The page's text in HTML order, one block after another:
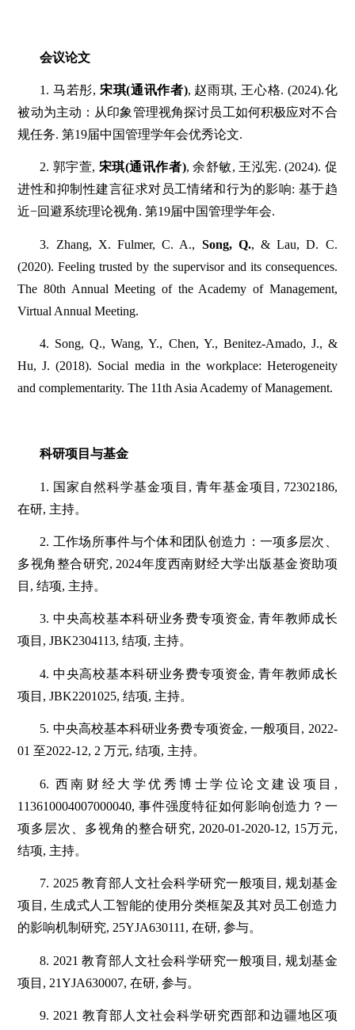
会议论文
1. 马若彤, 宋琪(通讯作者), 赵雨琪, 王心格. (2024).化
被动为主动：从印象管理视角探讨员工如何积极应对不合
规任务. 第19届中国管理学年会优秀论文.
2. 郭宇萱, 宋琪(通讯作者), 余舒敏, 王泓宪. (2024). 促
进性和抑制性建言征求对员工情绪和行为的影响: 基于趋
近−回避系统理论视角. 第19届中国管理学年会.
3. Zhang, X. Fulmer, C. A., Song, Q., & Lau, D. C.
(2020). Feeling trusted by the supervisor and its consequences.
The 80th Annual Meeting of the Academy of Management,
Virtual Annual Meeting.
4. Song, Q., Wang, Y., Chen, Y., Benitez-Amado, J., &
Hu, J. (2018). Social media in the workplace: Heterogeneity
and complementarity. The 11th Asia Academy of Management.
科研项目与基金
1. 国家自然科学基金项目, 青年基金项目, 72302186,
在研, 主持。
2. 工作场所事件与个体和团队创造力：一项多层次、
多视角整合研究, 2024年度西南财经大学出版基金资助项
目, 结项, 主持。
3. 中央高校基本科研业务费专项资金, 青年教师成长
项目, JBK2304113, 结项, 主持。
4. 中央高校基本科研业务费专项资金, 青年教师成长
项目, JBK2201025, 结项, 主持。
5. 中央高校基本科研业务费专项资金, 一般项目, 2022-
01 至2022-12, 2 万元, 结项, 主持。
6. 西南财经大学优秀博士学位论文建设项目,
113610004007000040, 事件强度特征如何影响创造力？一
项多层次、多视角的整合研究, 2020-01-2020-12, 15万元,
结项, 主持。
7. 2025 教育部人文社会科学研究一般项目, 规划基金
项目, 生成式人工智能的使用分类框架及其对员工创造力
的影响机制研究, 25YJA630111, 在研, 参与。
8. 2021 教育部人文社会科学研究一般项目, 规划基金
项目, 21YJA630007, 在研, 参与。
9. 2021 教育部人文社会科学研究西部和边疆地区项